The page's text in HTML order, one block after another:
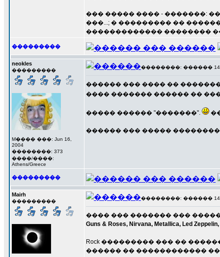
��� ����� ���� - �������:
���...; � ��������� ��
������������� ��������
���������
neokles
���������
M���� ���: Jun 16,
2004
��������: 373
����/����:
Athens/Greece
��������: ������ 14
������ ��� ���� ��
���� ������� ������ ��
����� ������ "�������".
������ ��� �����
���������
Mairh
���������
��������: ������ 14
���� ��� ������� ��� �����
Guns & Roses, Nirvana, Metallica, Led
Rock ��������� ��� ��
������ �� ������������